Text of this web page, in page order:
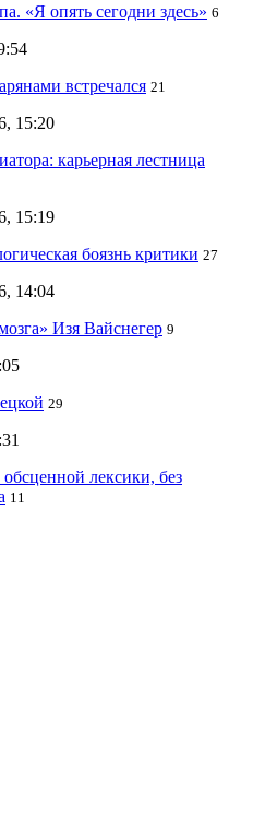
«Я опять сегодни здесь» 6
встречался 21
15:20
карьерная лестница
15:19
боязнь критики 27
14:04
Изя Вайснегер 9
29
лексики, без
11